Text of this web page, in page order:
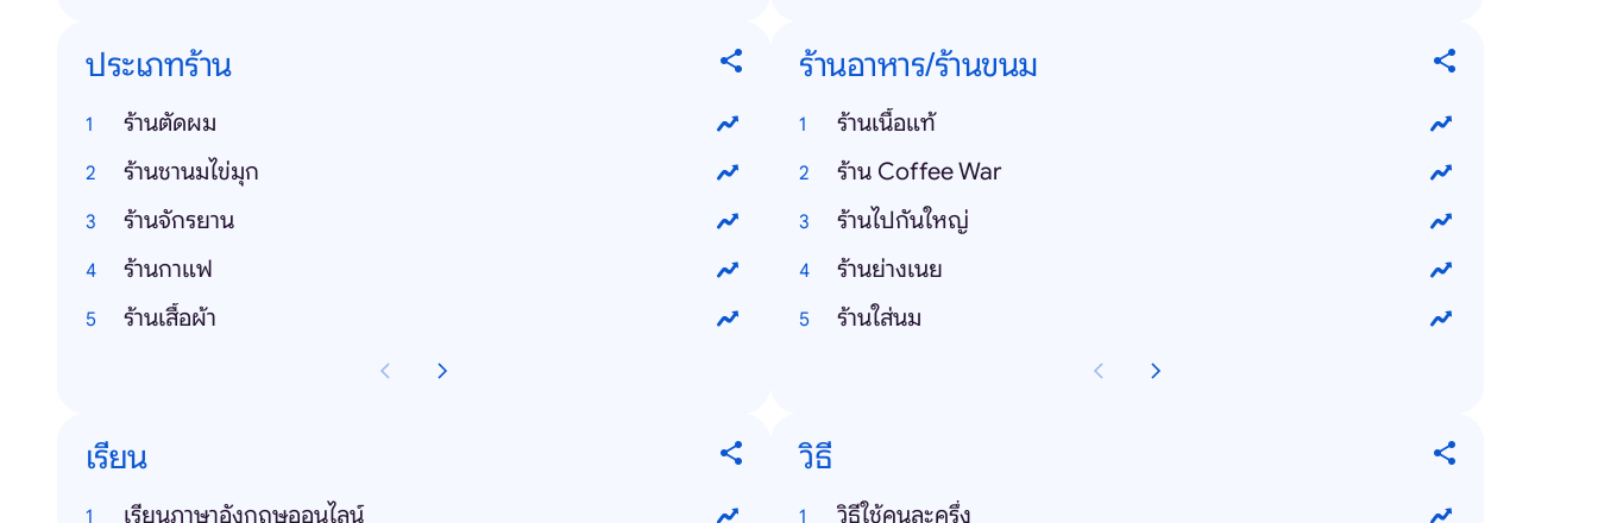
ประเภทร้าน
ร้านตัดผม
ร้านชานมไข่มุก
ร้านจักรยาน
ร้านกาแฟ
ร้านเสื้อผ้า
ร้านอาหาร/ร้านขนม
ร้านเนื้อแท้
ร้าน Coffee War
ร้านไปกันใหญ่
ร้านย่างเนย
ร้านใส่นม
เรียน
เรียนภาษาอังกฤษออนไลน์
วิธี
วิธีใช้คนละครึ่ง